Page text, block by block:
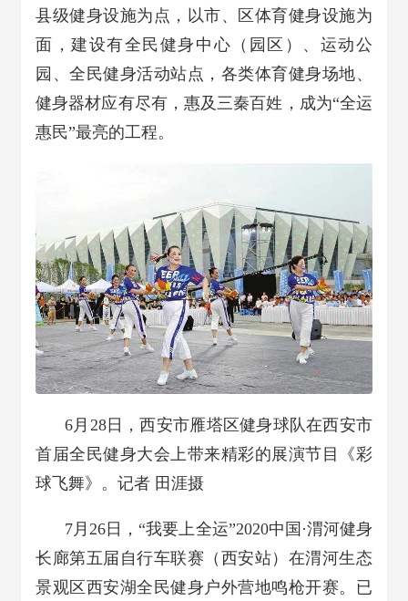
县级健身设施为点，以市、区体育健身设施为
面，建设有全民健身中心（园区）、运动公
园、全民健身活动站点，各类体育健身场地、
健身器材应有尽有，惠及三秦百姓，成为“全运
惠民”最亮的工程。
6月28日，西安市雁塔区健身球队在西安市
首届全民健身大会上带来精彩的展演节目《彩
球飞舞》。记者 田涯摄
7月26日，“我要上全运”2020中国·渭河健身
长廊第五届自行车联赛（西安站）在渭河生态
景观区西安湖全民健身户外营地鸣枪开赛。已